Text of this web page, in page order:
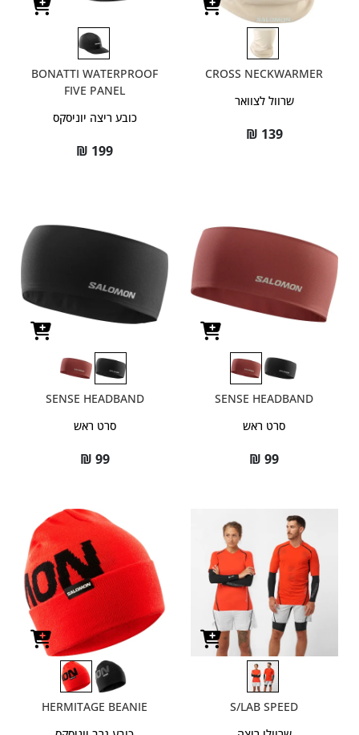
CROSS NECKWARMER
שרוול לצוואר
₪ 139
BONATTI WATERPROOF
FIVE PANEL
כובע ריצה יוניסקס
₪ 199
SENSE HEADBAND
סרט ראש
₪ 99
SENSE HEADBAND
סרט ראש
₪ 99
S/LAB SPEED
HERMITAGE BEANIE